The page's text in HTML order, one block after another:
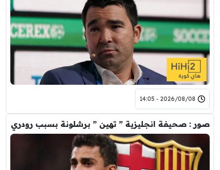
2026/08/08 - 14:05
صور : صحيفة انجليزية ” تهين ” برشلونة بسبب رودري